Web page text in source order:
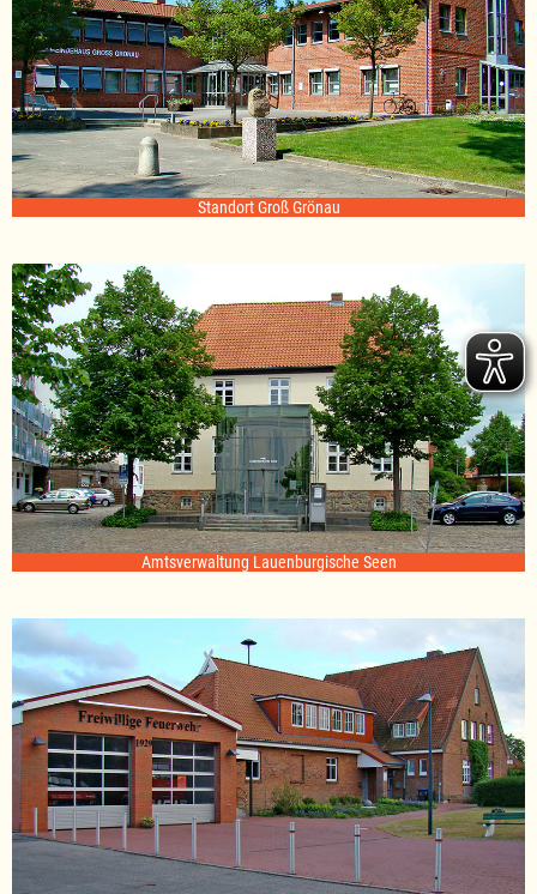
Standort Groß Grönau
Amtsverwaltung Lauenburgische Seen